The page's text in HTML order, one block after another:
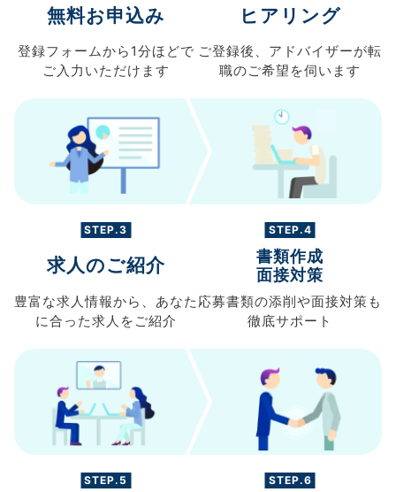
無料お申込み
登録フォームから 1分ほどで
ご入力 いただけます
ヒアリング
ご登録後、 アドバイザーが転
職のご希望を伺います
STEP.3
求人のご紹介
豊富な求人情報から、 あなた
に合った求人を ご紹介
STEP.4
書類作成
面接対策
応募書類の添削や面接対策も
徹底サポート
STEP.5 STEP.6